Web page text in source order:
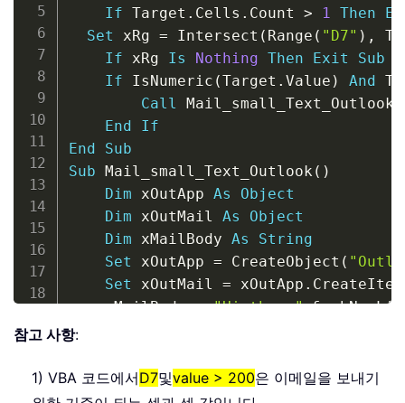
If Target . Cells . Count > 1 Then
Set xRg = Intersect ( Range ( "D7" ) ,
If xRg Is Nothing Then Exit
Sub
If IsNumeric (Target . Value ) And
Call Mail_small_Text_Outlook
End
If
End
Sub
Sub Mail_small_Text_Outlook ( )
Dim xOutApp As
Object
Dim xOutMail As
Object
Dim xMailBody As
String
Set xOutApp = CreateObject (
Set xOutMail = xOutApp . CreateItem
    xMailBody
= "Hi there" &
On Error Resume Next
With xOutMail
참고 사항:
1) VBA 코드에서D7및value > 200은 이메일을 보내기